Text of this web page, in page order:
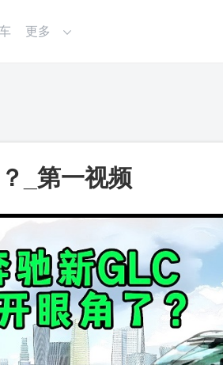
更多
_第一视频